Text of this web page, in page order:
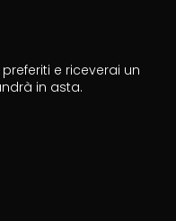
e riceverai un
in asta.